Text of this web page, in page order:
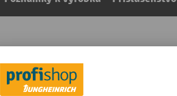
výška státia 1,90 m